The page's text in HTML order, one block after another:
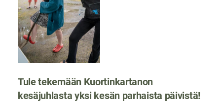
Tule tekemään Kuortinkartanon
kesäjuhlasta yksi kesän parhaista päivistä!